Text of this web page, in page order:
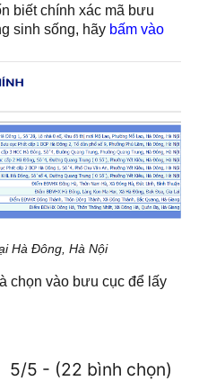
biết chính xác mã bưu
sinh sống, hãy bấm vào
Hà Đông, Hà Nội
chọn vào bưu cục để lấy
5/5 - (22 bình chọn)